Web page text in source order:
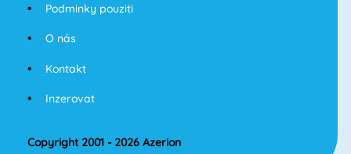
Podminky pouziti
O nás
Kontakt
Inzerovat
Copyright 2001 - 2026 Azerion